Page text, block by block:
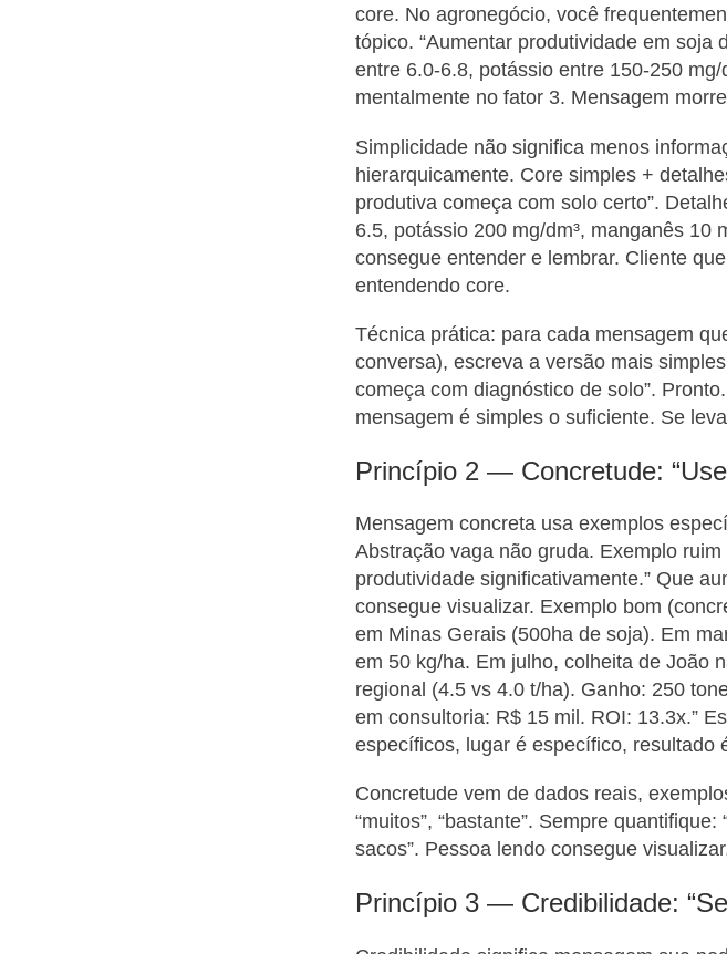
core. No agronegócio, você
tópico. “Aumentar produtividade em
entre 6.0-6.8, potássio entre 150-250
mentalmente no fator 3. Mensagem
Simplicidade não significa menos
hierarquicamente. Core simples +
produtiva começa com solo certo”.
6.5, potássio 200 mg/dm³, manganês 10
consegue entender e lembrar. Cliente
entendendo core.
Técnica prática: para cada mensagem
conversa), escreva a versão mais
começa com diagnóstico de solo”.
mensagem é simples o suficiente. Se
Princípio 2 — Concretude:
Mensagem concreta usa exemplos
Abstração vaga não gruda. Exemplo
produtividade significativamente.” Que
consegue visualizar. Exemplo bom
em Minas Gerais (500ha de soja). Em
em 50 kg/ha. Em julho, colheita de João
regional (4.5 vs 4.0 t/ha). Ganho: 250
em consultoria: R$ 15 mil. ROI: 13.3x.”
específicos, lugar é específico, resultado
Concretude vem de dados reais,
“muitos”, “bastante”. Sempre
sacos”. Pessoa lendo consegue
Princípio 3 — Credibilidade: